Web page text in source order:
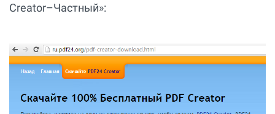
Creator–Частный»: